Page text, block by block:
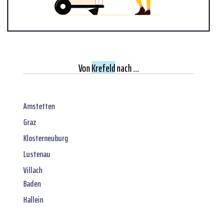
VonKrefeldnach ...
Amstetten
Graz
Klosterneuburg
Lustenau
Villach
Baden
Hallein